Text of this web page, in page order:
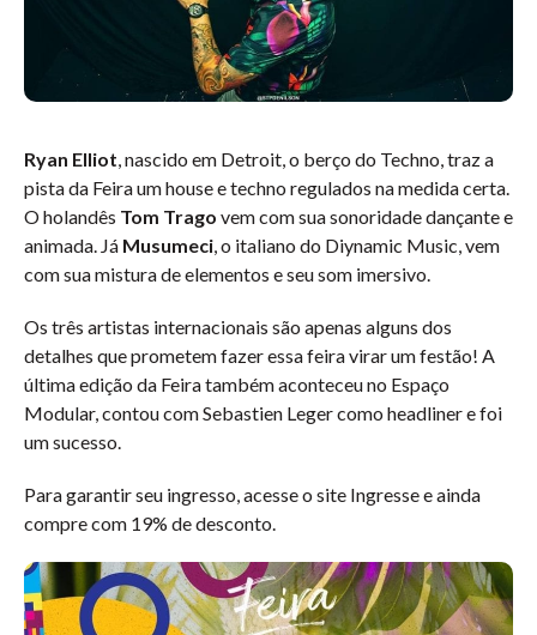
Ryan Elliot, nascido em Detroit, o berço do Techno, traz a
pista da Feira um house e techno regulados na medida certa.
O holandês Tom Trago vem com sua sonoridade dançante e
animada. Já Musumeci, o italiano do Diynamic Music, vem
com sua mistura de elementos e seu som imersivo.
Os três artistas internacionais são apenas alguns dos
detalhes que prometem fazer essa feira virar um festão! A
última edição da Feira também aconteceu no Espaço
Modular, contou com Sebastien Leger como headliner e foi
um sucesso.
Para garantir seu ingresso, acesse o site Ingresse e ainda
compre com 19% de desconto.